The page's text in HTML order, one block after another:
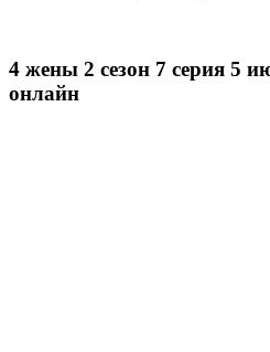
4 жены 2 сезон 7 серия 5
онлайн